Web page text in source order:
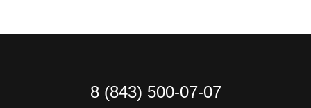
8 (843) 500-07-07